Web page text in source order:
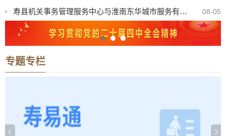
寿县机关事务管理服务中心与淮南东华城市服务有限公司联合公开招聘物业服务工作人员公告 08-05
2026年寿县一中新桥校区公开招聘教师体检考察公告 08-05
【曝光·第104期】寿县这些人不戴头盔已被“抓拍”！ 08-04
2026年寿县公开选调高中教师专业测试成绩公告
寿县疾病预防控制中心（寿县卫生监督所）2026年传染病核酸检测试剂及耗材询价通知书
专题专栏